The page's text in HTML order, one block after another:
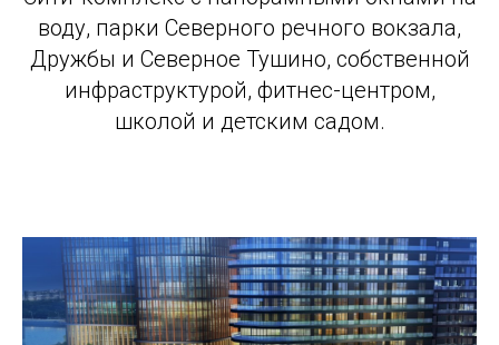
воду, парки Северного речного вокзала,
Дружбы и Северное Тушино, собственной
инфраструктурой, фитнес-центром,
школой и детским садом.